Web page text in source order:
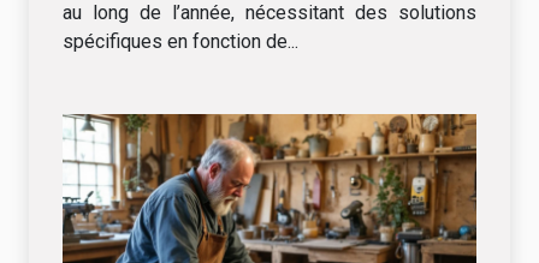
au long de l’année, nécessitant des solutions
spécifiques en fonction de...